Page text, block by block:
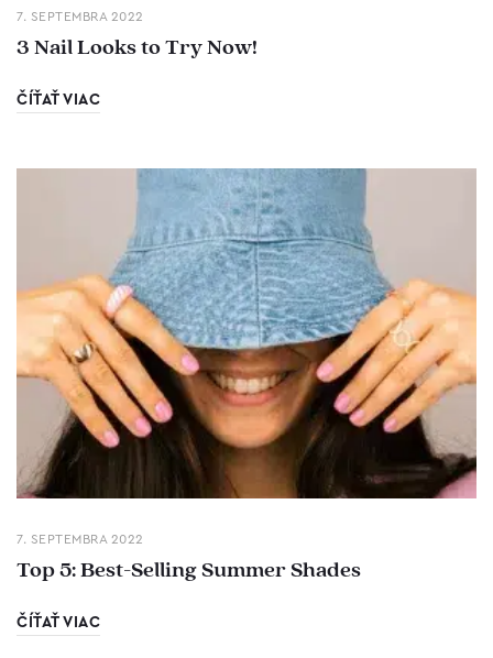
7. SEPTEMBRA 2022
3 Nail Looks to Try Now!
ČÍŤAŤ VIAC
7. SEPTEMBRA 2022
Top 5: Best-Selling Summer Shades
ČÍŤAŤ VIAC